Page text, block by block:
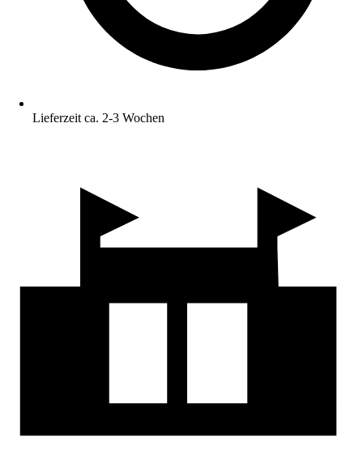
Lieferzeit ca. 2-3 Wochen